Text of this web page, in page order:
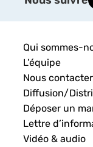
Qui sommes-
L’équipe
Nous contacter
Diffusion/
Déposer un
Lettre
Vidéo & audio